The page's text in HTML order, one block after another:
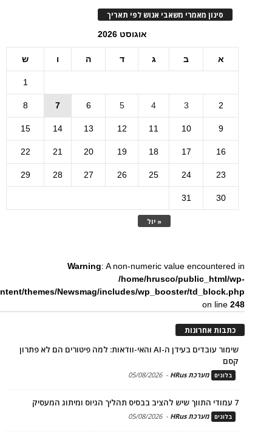
סינון מאמרי משאבי אנוש לפי תאריך
אוגוסט 2026
א ב ג ד ה ו ש
« יול
1
2
3
4
5
6
7
8
9
10
11
12
13
14
15
16
17
18
19
20
21
22
23
24
25
26
27
28
29
30
31
Warning: A non-numeric value encountered in
/home/hrusco/public_html/wp-
themes/Newsmag/includes/wp_booster/td_block.php
on line248
כתבות אחרונות
שימור עובדים בעידן ה-AI והאי-וודאות: למה פיטורים הם לא פתרון
קסם
בלוגים מערכת HRus -
05/08/2026
7 עמודי התווך שיש להציב בבסיס תהליך הגיוס ומיתוג המעסיק
בלוגים מערכת HRus -
05/08/2026